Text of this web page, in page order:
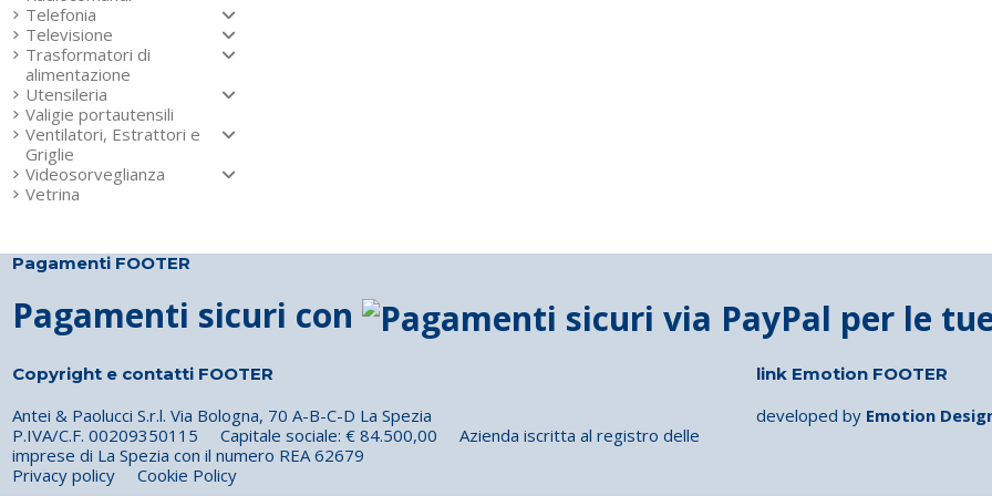
Telefonia
Televisione
Trasformatori di
alimentazione
Utensileria
Valigie portautensili
Ventilatori, Estrattori e
Griglie
Videosorveglianza
Vetrina
Pagamenti FOOTER
Pagamenti sicuri con
Copyright e contatti FOOTER
Antei & Paolucci S.r.l. Via Bologna, 70 A-B-C-D La Spezia
P.IVA/C.F. 00209350115 Capitale sociale: € 84.500,00 Azienda iscritta al registro delle
imprese di La Spezia con il numero REA 62679
Privacy policy
Cookie Policy
link Emotion FOOTER
developed by Emotion